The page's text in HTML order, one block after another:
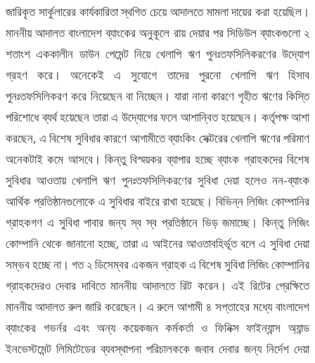
জারিকৃত সার্কুলারের কার্যকারিতা স্থগিত চেয়ে আদালতে মামলা দায়ের করা হয়েছিল।
মাননীয় আদালত বাংলাদেশ ব্যাংকের অনুকূলে রায় দেয়ার পর সিডিউল ব্যাংকগুলো ২
শতাংশ এককালীন ডাউন পেমেন্ট নিয়ে খেলাপি ঋণ পুনঃতফসিলিকরণের উদ্যোগ
গ্রহণ করে। অনেকেই এ সুযোগে তাদের পুরনো খেলাপি ঋণ হিসাব
পুনঃতফসিলিকরণ করে নিয়েছেন বা নিচ্ছেন। যারা নানা কারণে গৃহীত ঋণের কিস্তি
পরিশোধে ব্যর্থ হয়েছেন তারা এ উদ্যোগের ফলে আশান্বিত হয়েছেন। কর্তৃপক্ষ আশা
করছেন, এ বিশেষ সুবিধার কারণে আগামীতে ব্যাংকিং সেক্টরের খেলাপি ঋণের পরিমাণ
অনেকটাই কমে আসবে। কিন্তু বিস্ময়কর ব্যাপার হচ্ছে ব্যাংক গ্রাহকদের বিশেষ
সুবিধার আওতায় খেলাপি ঋণ পুনঃতফসিলিকরণের সুবিধা দেয়া হলেও নন-ব্যাংক
আর্থিক প্রতিষ্ঠানগুলোকে এ সুবিধার বাইরে রাখা হয়েছে। বিভিন্ন লিজিং কোম্পানির
গ্রাহকগণ এ সুবিধা পাবার জন্য স্ব স্ব প্রতিষ্ঠানে ভিড় জমাচ্ছে। কিন্তু লিজিং
কোম্পানি থেকে জানানো হচ্ছে, তারা এ আইনের আওতাবহির্ভূত বলে এ সুবিধা দেয়া
সম্ভব হচ্ছে না। গত ২ ডিসেম্বর একজন গ্রাহক এ বিশেষ সুবিধা লিজিং কোম্পানির
গ্রাহকদেরও দেবার দাবিতে মাননীয় আদালতে রিট করেন। এই রিটের প্রেক্ষিতে
মাননীয় আদালত রুল জারি করেছেন। এ রুলে আগামী ৪ সপ্তাহের মধ্যে বাংলাদেশ
ব্যাংকের গভর্নর এবং অন্য কয়েকজন কর্মকর্তা ও ফিনিক্স ফাইন্যান্স অ্যান্ড
ইনভেস্টমেন্ট লিমিটেডের ব্যবস্থাপনা পরিচালককে জবাব দেবার জন্য নির্দেশ দেয়া